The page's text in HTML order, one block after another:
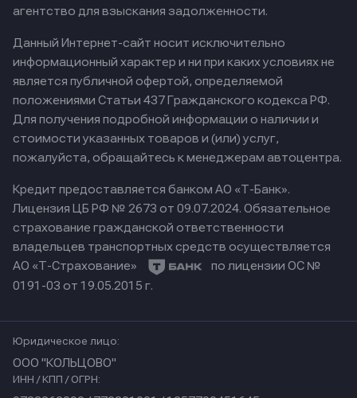
агентство для взыскания задолженности.
Данный Интернет-сайт носит исключительно
информационный характер и ни при каких условиях не
является публичной офертой, определяемой
положениями Статьи 437 Гражданского кодекса РФ.
Для получения подробной информации о наличии и
стоимости указанных товаров и (или) услуг,
пожалуйста, обращайтесь к менеджерам автоцентра.
Кредит предоставляется банком АО «Т-Банк».
Лицензия ЦБ РФ № 2673 от 09.07.2024. Обязательное
страхование гражданской ответственности
владельцев транспортных средств осуществляется
АО «Т-Страхование»
по лицензии ОС №
0191-03 от 19.05.2015 г.
Юридическое лицо:
ООО "КОЛЬЦОВО"
ИНН / КПП / ОГРН: